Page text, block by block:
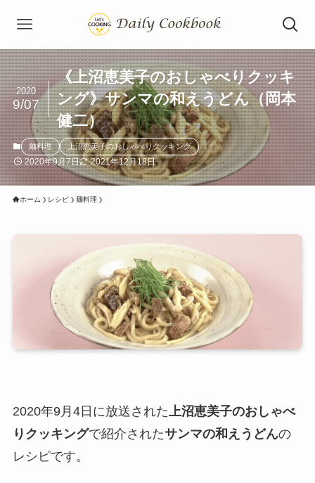
《上沼恵美子のおしゃべりクッキ
ング》サンマの和えうどん（岡本
健二）
2020
9/07
麺料理 上沼恵美子のおしゃべりクッキング
2020年9月7日 2021年12月18日
ホーム レシピ 麺料理
2020年9月4日に放送された上沼恵美子のおしゃべ
りクッキングで紹介されたサンマの和えうどんの
レシピです。